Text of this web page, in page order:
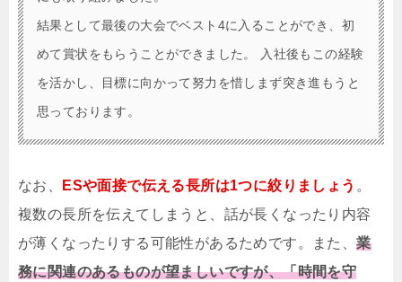
結果として最後の大会でベスト4に入ることができ、初
めて賞状をもらうことができました。 入社後もこの経験
を活かし、目標に向かって努力を惜しまず突き進もうと
思っております。
なお、 ESや面接で伝える長所は1つに絞りましょう 。
複数の長所を伝えてしまうと、話が長くなったり内容
が薄くなったりする可能性があるためです。また、業
務に関連のあるものが望ましいですが、「時間を守